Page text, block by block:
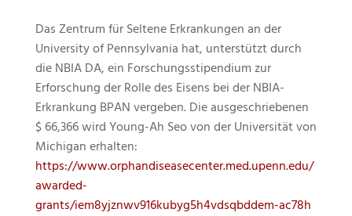
Das Zentrum für Seltene Erkrankungen an der
University of Pennsylvania hat, unterstützt durch
die NBIA DA, ein Forschungsstipendium zur
Erforschung der Rolle des Eisens bei der NBIA-
Erkrankung BPAN vergeben. Die ausgeschriebenen
$ 66,366 wird Young-Ah Seo von der Universität von
Michigan erhalten:
https://www.orphandiseasecenter.med.upenn.edu/
awarded-
grants/iem8yjznwv916kubyg5h4vdsqbddem-ac78h